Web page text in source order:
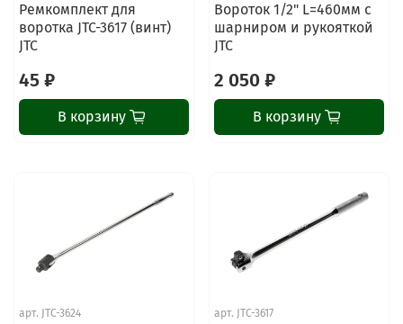
Ремкомплект для
воротка JTC-3617 (винт)
JTC
45 ₽
В корзину
Вороток 1/2" L=460мм с
шарниром и рукояткой
JTC
2 050 ₽
В корзину
арт. JTC-3624 арт. JTC-3617